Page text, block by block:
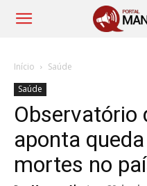
Início
Saúde
Saúde
Observatório
aponta
mortes no